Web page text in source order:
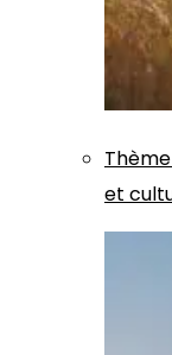
Thème
et